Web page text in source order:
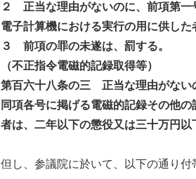
２ 正当な理由がないのに、前項第一
電子計算機における実行の用に供した
３ 前項の罪の未遂は、罰する。
（不正指令電磁的記録取得等）
第百六十八条の三 正当な理由がない
同項各号に掲げる電磁的記録その他
者は、二年以下の懲役又は三十万円以
但し、参議院に於いて、以下の通り付